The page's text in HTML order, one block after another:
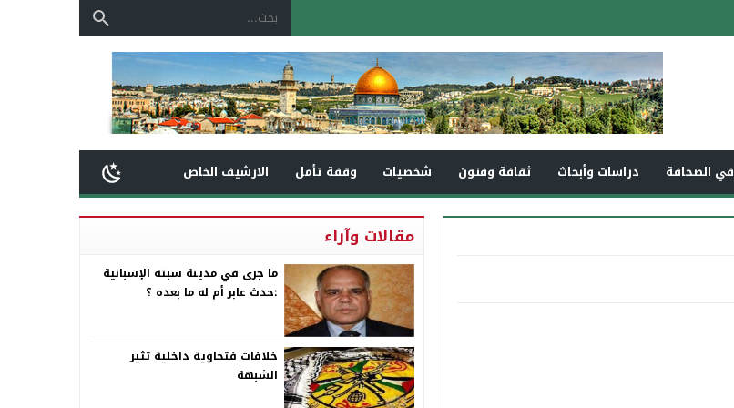
في الصحافة دراسات وأبحاث ثقافة وفنون شخصيات وقفة تأمل الارشيف الخاص
مقالات وآراء
ما جرى في مدينة سبته الإسبانية
:حدث عابر أم له ما بعده ؟
خلافات فتحاوية داخلية تثير
الشبهة